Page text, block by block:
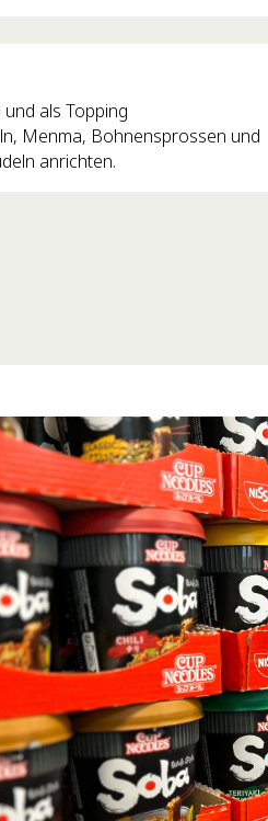
als Topping
Menma, Bohnensprossen und
anrichten.